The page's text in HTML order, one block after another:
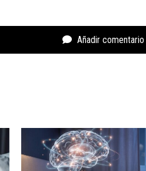
Añadir comentario